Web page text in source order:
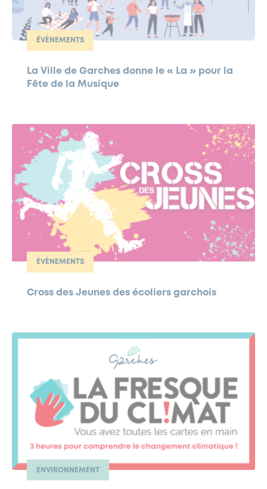
ÉVÈNEMENTS
La Ville de Garches donne le « La » pour la
Fête de la Musique
ÉVÈNEMENTS
Cross des Jeunes des écoliers garchois
ENVIRONNEMENT